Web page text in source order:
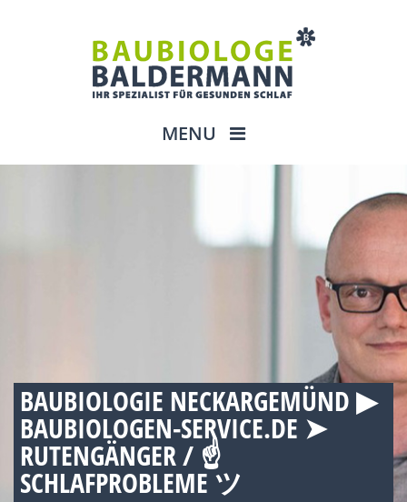
MENU
BAUBIOLOGIE NECKARGEMÜND ▶︎
BAUBIOLOGEN-SERVICE.DE ➤
RUTENGÄNGER / ☝
SCHLAFPROBLEME ツ